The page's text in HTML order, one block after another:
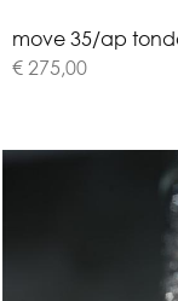
move 35/ap tond
€ 275,00